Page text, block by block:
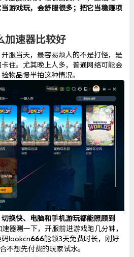
当游戏玩，会舒服很多；把它当稳赚项
加速器比较好
开服当天，最容易烦人的不是打怪，是
住。尤其晚上人多，普通网络可能会
物品慢半拍这种情况。
换快、电脑和手机游玩都能照顾到
器测一下，开服前进游戏跑几分钟，
码lookcn666能领3天免费时长，刚好
不想先付费的玩家试水。